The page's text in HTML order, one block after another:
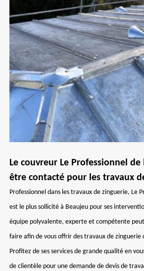
Le couvreur Le Professionnel
être contacté pour les travaux
Professionnel dans les travaux de zinguerie, Le
est le plus sollicité à Beaujeu pour ses
équipe polyvalente, experte et compétente
faire afin de vous offrir des travaux de zinguerie
Profitez de ses services de grande qualité en
de clientèle pour une demande de devis de